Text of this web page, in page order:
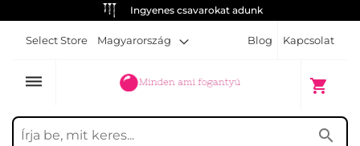
Ingyenes csavarokat adunk
Blog Kapcsolat
Select Store Magyarország
dehaze shopping_cart
My Cart
search